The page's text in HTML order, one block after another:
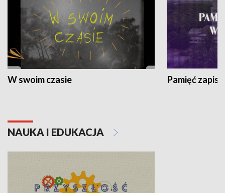
W swoim czasie Pamięć
NAUKA I EDUKACJA